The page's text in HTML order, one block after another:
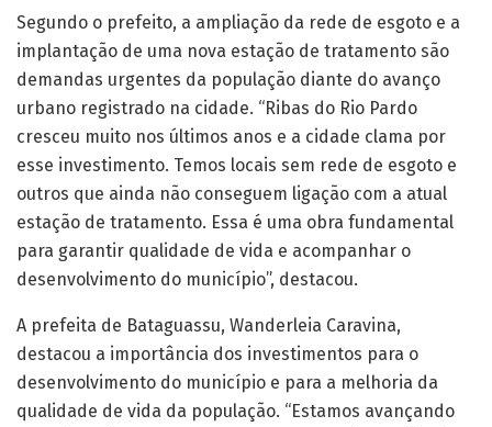
Segundo o prefeito, a ampliação da rede de esgoto e a
implantação de uma nova estação de tratamento são
demandas urgentes da população diante do avanço
urbano registrado na cidade. “Ribas do Rio Pardo
cresceu muito nos últimos anos e a cidade clama por
esse investimento. Temos locais sem rede de esgoto e
outros que ainda não conseguem ligação com a atual
estação de tratamento. Essa é uma obra fundamental
para garantir qualidade de vida e acompanhar o
desenvolvimento do município”, destacou.
A prefeita de Bataguassu, Wanderleia Caravina,
destacou a importância dos investimentos para o
desenvolvimento do município e para a melhoria da
qualidade de vida da população. “Estamos avançando